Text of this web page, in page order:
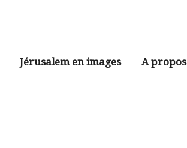
Jérusalem en images A propos